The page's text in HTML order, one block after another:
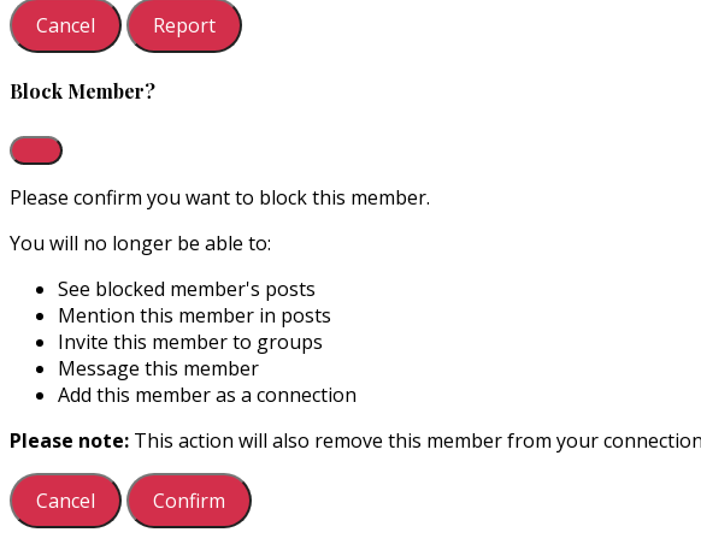
Report
Block Member?
Please confirm you want to block this member.
You will no longer be able to:
See blocked member's posts
Mention this member in posts
Invite this member to groups
Message this member
Add this member as a connection
Please note: This action will also remove this member from your
Confirm